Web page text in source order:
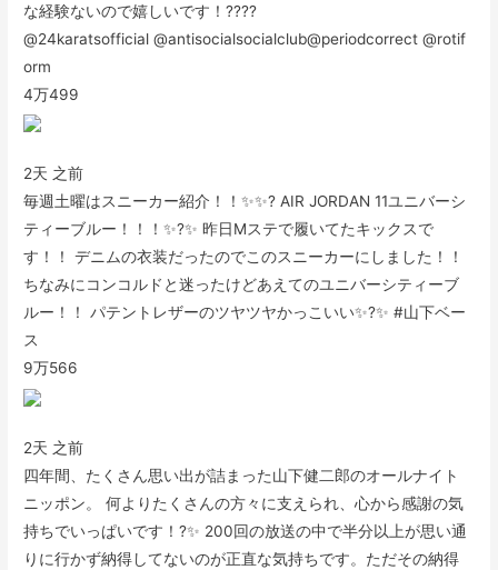
な経験ないので嬉しいです！????
@24karatsofficial @antisocialsocialclub@periodcorrect @rotif
orm
4万499
2天 之前
毎週土曜はスニーカー紹介！！✨✨? AIR JORDAN 11ユニバーシ
ティーブルー！！！✨?✨ 昨日Mステで履いてたキックスで
す！！ デニムの衣装だったのでこのスニーカーにしました！！
ちなみにコンコルドと迷ったけどあえてのユニバーシティーブ
ルー！！ パテントレザーのツヤツヤかっこいい✨?✨ #山下ベー
ス
9万566
2天 之前
四年間、たくさん思い出が詰まった山下健二郎のオールナイト
ニッポン。 何よりたくさんの方々に支えられ、心から感謝の気
持ちでいっぱいです！?✨ 200回の放送の中で半分以上が思い通
りに行かず納得してないのが正直な気持ちです。ただその納得